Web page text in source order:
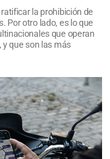
la prohibición de
Por otro lado, es lo que
que operan
y que son las más